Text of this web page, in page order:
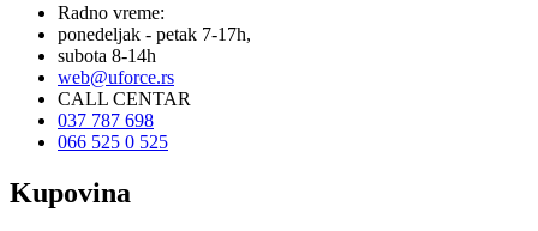
Radno vreme:
ponedeljak - petak 7-17h,
subota 8-14h
web@uforce.rs
CALL CENTAR
037 787 698
066 525 0 525
Kupovina